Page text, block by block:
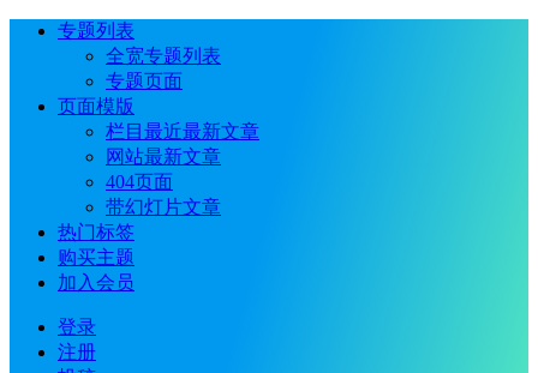
专题列表
全宽专题列表
专题页面
页面模版
栏目最近最新文章
网站最新文章
404页面
带幻灯片文章
热门标签
购买主题
加入会员
登录
注册